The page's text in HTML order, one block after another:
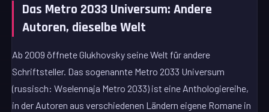
Das Metro 2033 Universum: Andere
Autoren, dieselbe Welt
Ab 2009 öffnete Glukhovsky seine Welt für andere
Schriftsteller. Das sogenannte Metro 2033 Universum
(russisch: Wselennaja Metro 2033) ist eine Anthologiereihe,
in der Autoren aus verschiedenen Ländern eigene Romane in